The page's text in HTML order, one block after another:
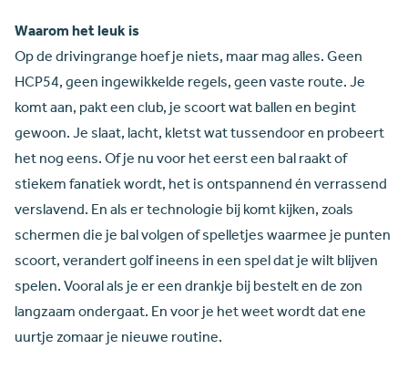
Waarom het leuk is
Op de drivingrange hoef je niets, maar mag alles. Geen
HCP54, geen ingewikkelde regels, geen vaste route. Je
komt aan, pakt een club, je scoort wat ballen en begint
gewoon. Je slaat, lacht, kletst wat tussendoor en probeert
het nog eens. Of je nu voor het eerst een bal raakt of
stiekem fanatiek wordt, het is ontspannend én verrassend
verslavend. En als er technologie bij komt kijken, zoals
schermen die je bal volgen of spelletjes waarmee je punten
scoort, verandert golf ineens in een spel dat je wilt blijven
spelen. Vooral als je er een drankje bij bestelt en de zon
langzaam ondergaat. En voor je het weet wordt dat ene
uurtje zomaar je nieuwe routine.